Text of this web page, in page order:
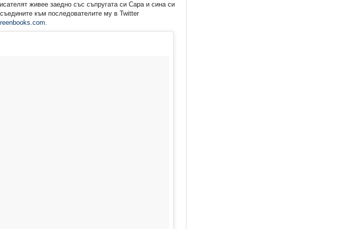
живее заедно със съпругата си Сара и сина си
към последователите му в Twitter
.